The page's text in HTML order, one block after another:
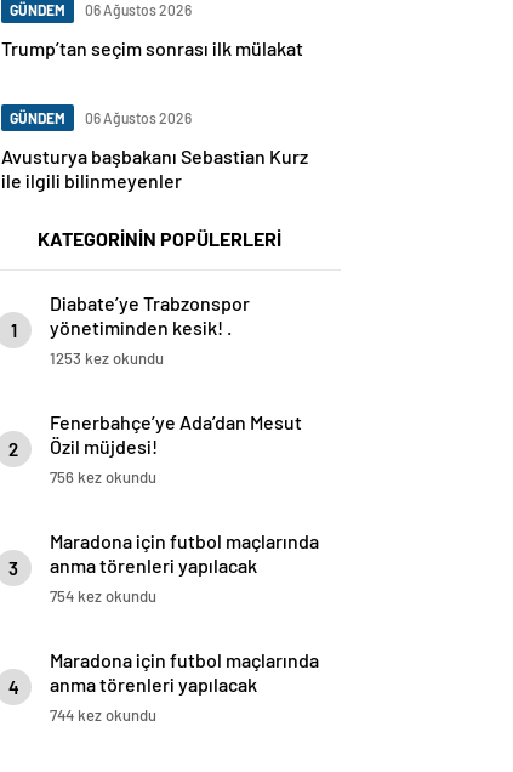
GÜNDEM 06 Ağustos 2026
Trump’tan seçim sonrası ilk mülakat
GÜNDEM 06 Ağustos 2026
Avusturya başbakanı Sebastian Kurz
ile ilgili bilinmeyenler
KATEGORİNİN POPÜLERLERİ
1
Diabate’ye Trabzonspor
yönetiminden kesik! .
1253 kez okundu
2
Fenerbahçe’ye Ada’dan Mesut
Özil müjdesi!
756 kez okundu
3
Maradona için futbol maçlarında
anma törenleri yapılacak
754 kez okundu
4
Maradona için futbol maçlarında
anma törenleri yapılacak
744 kez okundu